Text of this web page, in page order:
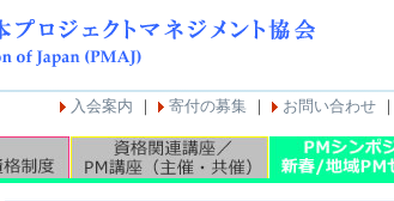
入会案内 ｜ 寄付の募集 ｜ お問い合わせ ｜